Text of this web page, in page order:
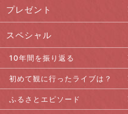
プレゼント
スペシャル
10年間を振り返る
初めて観に行ったライブは？
ふるさとエピソード